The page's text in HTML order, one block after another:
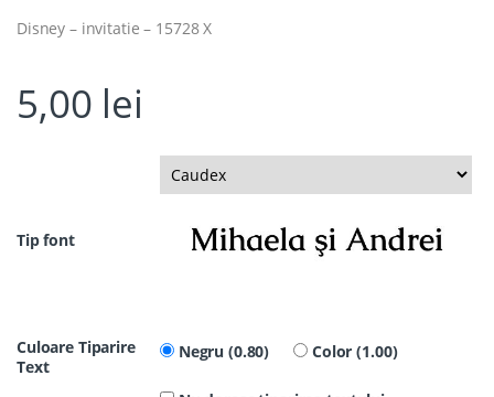
Disney – invitatie – 15728 X
5,00 lei
Tip font
Culoare Tiparire
Text
Negru (0.80) Color (1.00)